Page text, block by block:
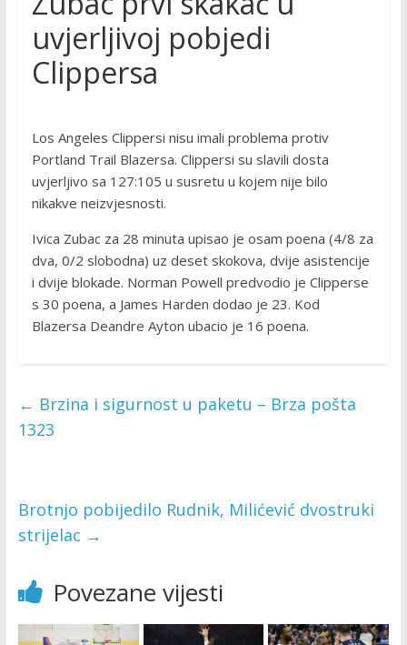
uvjerljivoj pobjedi
Clippersa
Los Angeles Clippersi nisu imali problema protiv
Portland Trail Blazersa. Clippersi su slavili dosta
uvjerljivo sa 127:105 u susretu u kojem nije bilo
nikakve neizvjesnosti.
Ivica Zubac za 28 minuta upisao je osam poena (4/8 za
dva, 0/2 slobodna) uz deset skokova, dvije asistencije
i dvije blokade. Norman Powell predvodio je Clipperse
s 30 poena, a James Harden dodao je 23. Kod
Blazersa Deandre Ayton ubacio je 16 poena.
← Brzina i sigurnost u paketu – Brza pošta
1323
Brotnjo pobijedilo Rudnik, Milićević dvostruki
strijelac →
Povezane vijesti